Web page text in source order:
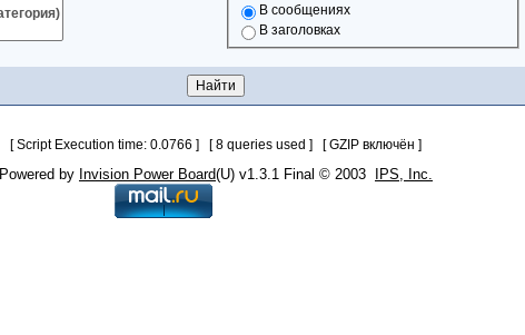
В сообщениях
В заголовках
[ Script Execution time: 0.0766 ] [ 8 queries used ] [ GZIP включён ]
Powered by Invision Power Board(U) v1.3.1 Final © 2003 IPS, Inc.